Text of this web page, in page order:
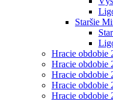
Staršie
Hracie obdobie
Hracie obdobie
Hracie obdobie
Hracie obdobie
Hracie obdobie